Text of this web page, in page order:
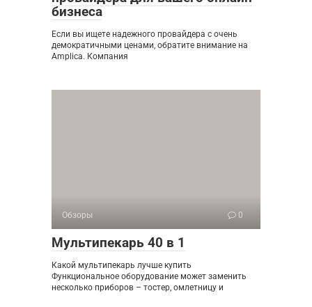
бизнеса
Если вы ищете надежного провайдера с очень
демократичными ценами, обратите внимание на
Amplica. Компания
Обзоры 0
Мультипекарь 40 в 1
Какой мультипекарь лучше купить
Функциональное оборудование может заменить
несколько приборов – тостер, омлетницу и